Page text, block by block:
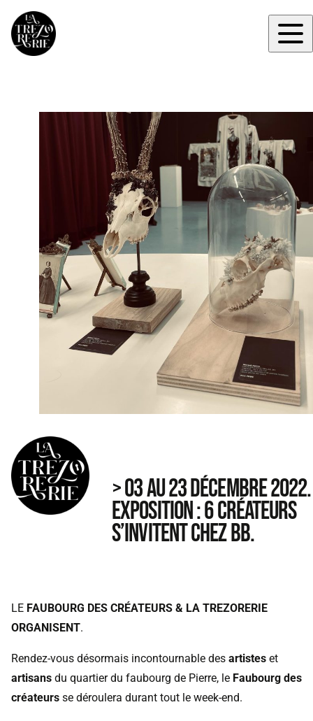
> 03 AU 23 DÉCEMBRE 2022.
EXPOSITION : 6 CRÉATEURS
S’INVITENT CHEZ BB.
LE FAUBOURG DES CRÉATEURS & LA TREZORERIE
ORGANISENT.
Rendez-vous désormais incontournable des artistes et
artisans du quartier du faubourg de Pierre, le Faubourg des
créateurs se déroulera durant tout le week-end.